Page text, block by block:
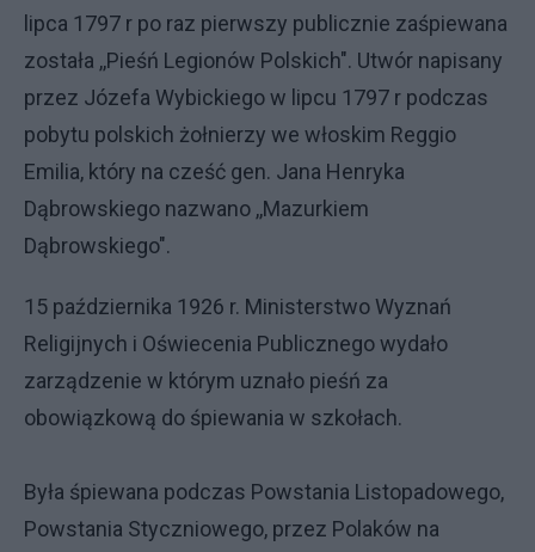
lipca 1797 r po raz pierwszy publicznie zaśpiewana
została ,,Pieśń Legionów Polskich". Utwór napisany
przez Józefa Wybickiego w lipcu 1797 r podczas
pobytu polskich żołnierzy we włoskim Reggio
Emilia, który na cześć gen. Jana Henryka
Dąbrowskiego nazwano ,,Mazurkiem
Dąbrowskiego".
15 października 1926 r. Ministerstwo Wyznań
Religijnych i Oświecenia Publicznego wydało
zarządzenie w którym uznało pieśń za
obowiązkową do śpiewania w szkołach.
Była śpiewana podczas Powstania Listopadowego,
Powstania Styczniowego, przez Polaków na